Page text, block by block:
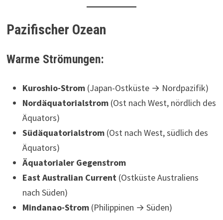
Pazifischer Ozean
Warme Strömungen:
Kuroshio-Strom (Japan-Ostküste → Nordpazifik)
Nordäquatorialstrom (Ost nach West, nördlich des
Äquators)
Südäquatorialstrom (Ost nach West, südlich des
Äquators)
Äquatorialer Gegenstrom
East Australian Current (Ostküste Australiens
nach Süden)
Mindanao-Strom (Philippinen → Süden)